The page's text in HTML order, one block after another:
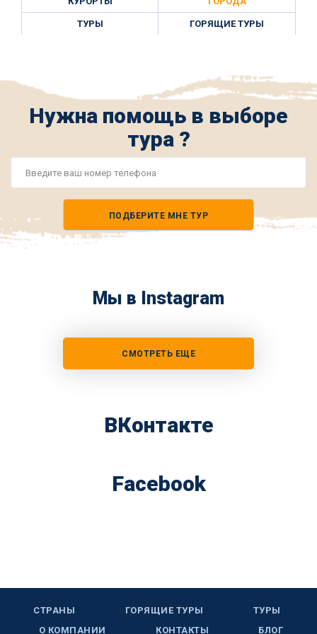
ТУРЫ ГОРЯЩИЕ ТУРЫ
Нужна помощь в выборе
тура ?
ПОДБЕРИТЕ МНЕ ТУР
Мы в Instagram
СМОТРЕТЬ ЕЩЕ
ВКонтакте
Facebook
СТРАНЫ ГОРЯЩИЕ ТУРЫ
ТУРЫ
О КОМПАНИИ
КОНТАКТЫ БЛОГ